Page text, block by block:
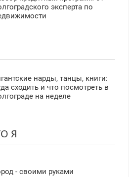
эксперта по
нарды, танцы, книги:
сходить и что посмотреть в
на неделе
Я
- своими руками